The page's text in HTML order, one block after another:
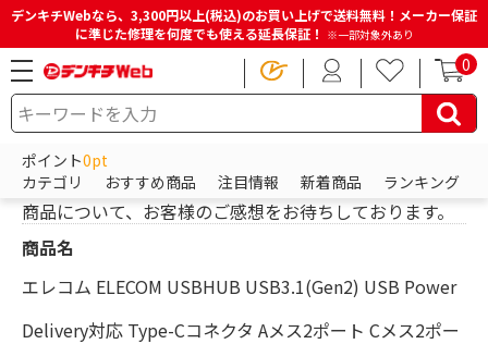
デンキチWebなら、3,300円以上(税込)のお買い上げで送料無料！メーカー保証
に準じた修理を何度でも使える延長保証！ ※一部対象外あり
0
ポイント0pt
カテゴリ
おすすめ商品 注目情報 新着商品 ランキング
HOME レビューを投稿
レビューを投稿
商品について、お客様のご感想をお待ちしております。
商品名
エレコム ELECOM USBHUB USB3.1(Gen2) USB Power
Delivery対応 Type-Cコネクタ Aメス2ポート Cメス2ポー